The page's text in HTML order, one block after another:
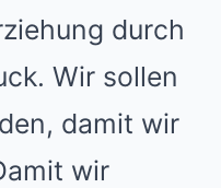
durch
Wir sollen
damit wir
wir